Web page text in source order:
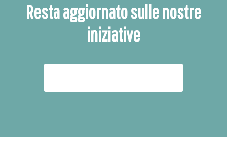
Resta aggiornato sulle nostre
iniziative